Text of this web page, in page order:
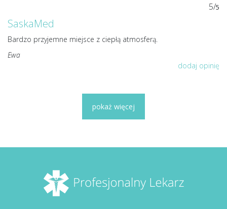
5/5
SaskaMed
Bardzo przyjemne miejsce z ciepłą atmosferą.
Ewa
dodaj opinię
pokaż więcej